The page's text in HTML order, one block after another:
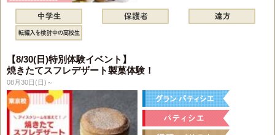
【8/30(日)特別体験イベント】
焼きたてスフレデザート製菓体験！
08月30日(日)～